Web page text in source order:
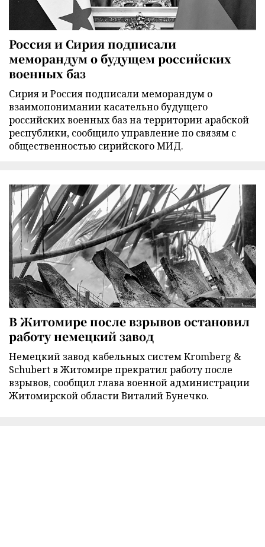
Россия и Сирия подписали
меморандум о будущем российских
военных баз
Сирия и Россия подписали меморандум о
взаимопонимании касательно будущего
российских военных баз на территории арабской
республики, сообщило управление по связям с
общественностью сирийского МИД.
В Житомире после взрывов остановил
работу немецкий завод
Немецкий завод кабельных систем Kromberg &
Schubert в Житомире прекратил работу после
взрывов, сообщил глава военной администрации
Житомирской области Виталий Бунечко.